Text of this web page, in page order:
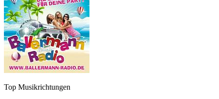
Top Musikrichtungen